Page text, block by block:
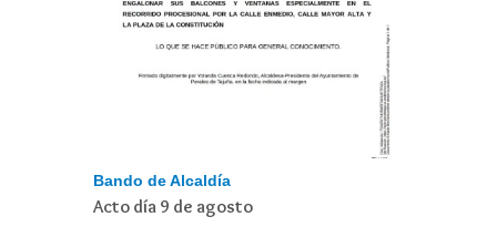
Bando de Alcaldía
Acto día 9 de agosto